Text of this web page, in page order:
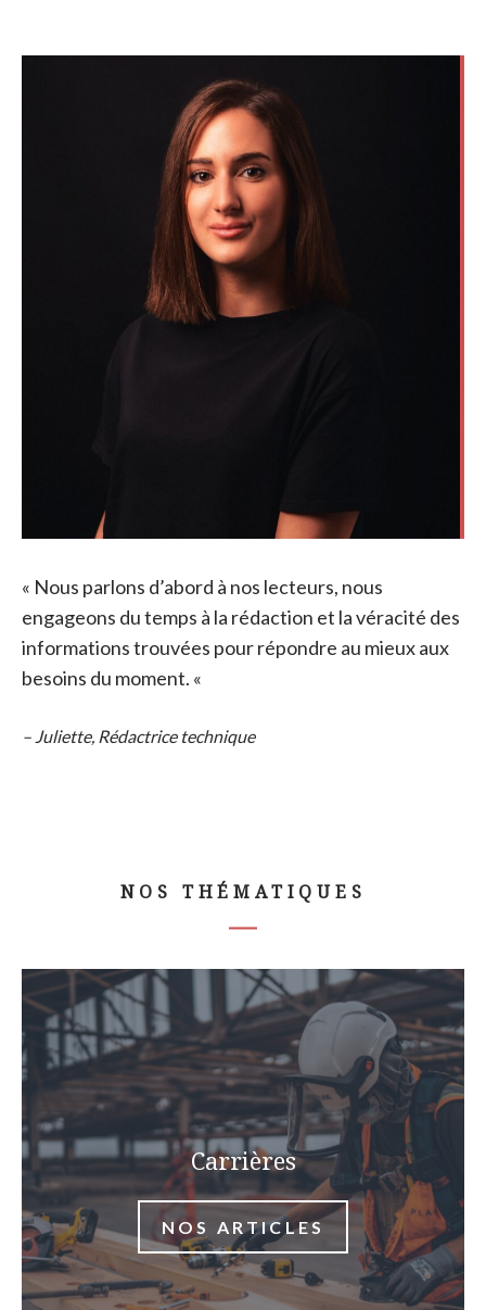
« Nous parlons d’abord à nos lecteurs, nous
engageons du temps à la rédaction et la véracité des
informations trouvées pour répondre au mieux aux
besoins du moment. «
– Juliette, Rédactrice technique
NOS THÉMATIQUES
Carrières
NOS ARTICLES